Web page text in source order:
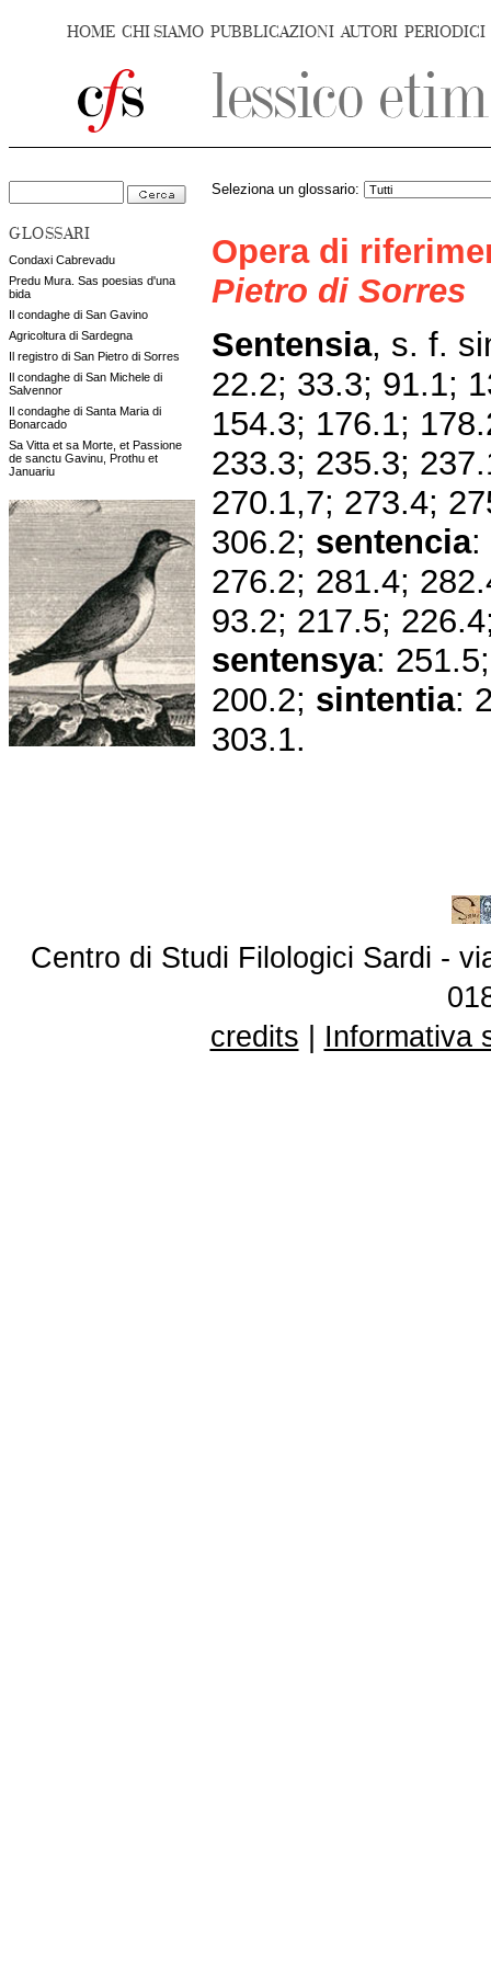
HOME CHI SIAMO PUBBLICAZIONI AUTORI PERIODICI
GLOSSARI
Condaxi Cabrevadu
Predu Mura. Sas poesias d'una
bida
Il condaghe di San Gavino
Agricoltura di Sardegna
Il registro di San Pietro di Sorres
Il condaghe di San Michele di
Salvennor
Il condaghe di Santa Maria di
Bonarcado
Sa Vitta et sa Morte, et Passione
de sanctu Gavinu, Prothu et
Januariu
Seleziona un glossario:
Opera di
Pietro di Sorres
Sentensia, s. f.
22.2; 33.3; 91.1;
154.3; 176.1;
233.3; 235.3;
270.1,7; 273.4;
306.2; sentencia:
276.2; 281.4;
93.2; 217.5;
sentensya:
200.2; sintentia:
303.1.
Centro di Studi Filologici Sardi -
credits
Informativa